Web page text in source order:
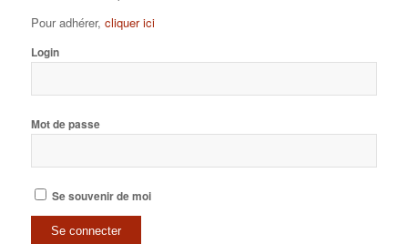
Pour adhérer, cliquer ici
Login
Mot de passe
Se souvenir de moi